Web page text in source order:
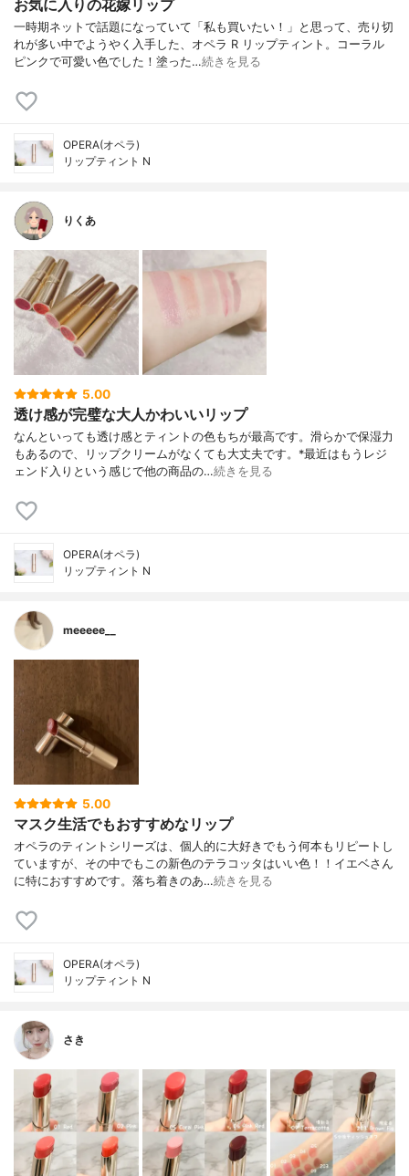
お気に入りの花嫁リップ
一時期ネットで話題になっていて「私も買いたい！」と思って、売り切
れが多い中でようやく入手した、オペラ R リップティント。コーラル
ピンクで可愛い色でした！塗った…続きを見る
OPERA(オペラ)
リップティント N
りくあ
5.00
透け感が完璧な大人かわいいリップ
なんといっても透け感とティントの色もちが最高です。滑らかで保湿力
もあるので、リップクリームがなくても大丈夫です。*最近はもうレジ
ェンド入りという感じで他の商品の…続きを見る
OPERA(オペラ)
リップティント N
meeeee__
5.00
マスク生活でもおすすめなリップ
オペラのティントシリーズは、個人的に大好きでもう何本もリピートし
ていますが、その中でもこの新色のテラコッタはいい色！！イエベさん
に特におすすめです。落ち着きのあ…続きを見る
OPERA(オペラ)
リップティント N
さき